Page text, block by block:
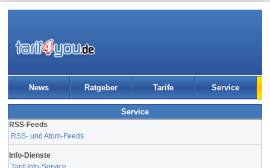
News Ratgeber Tarife Service
Service
RSS-Feeds
RSS- und Atom-Feeds
Info-Dienste